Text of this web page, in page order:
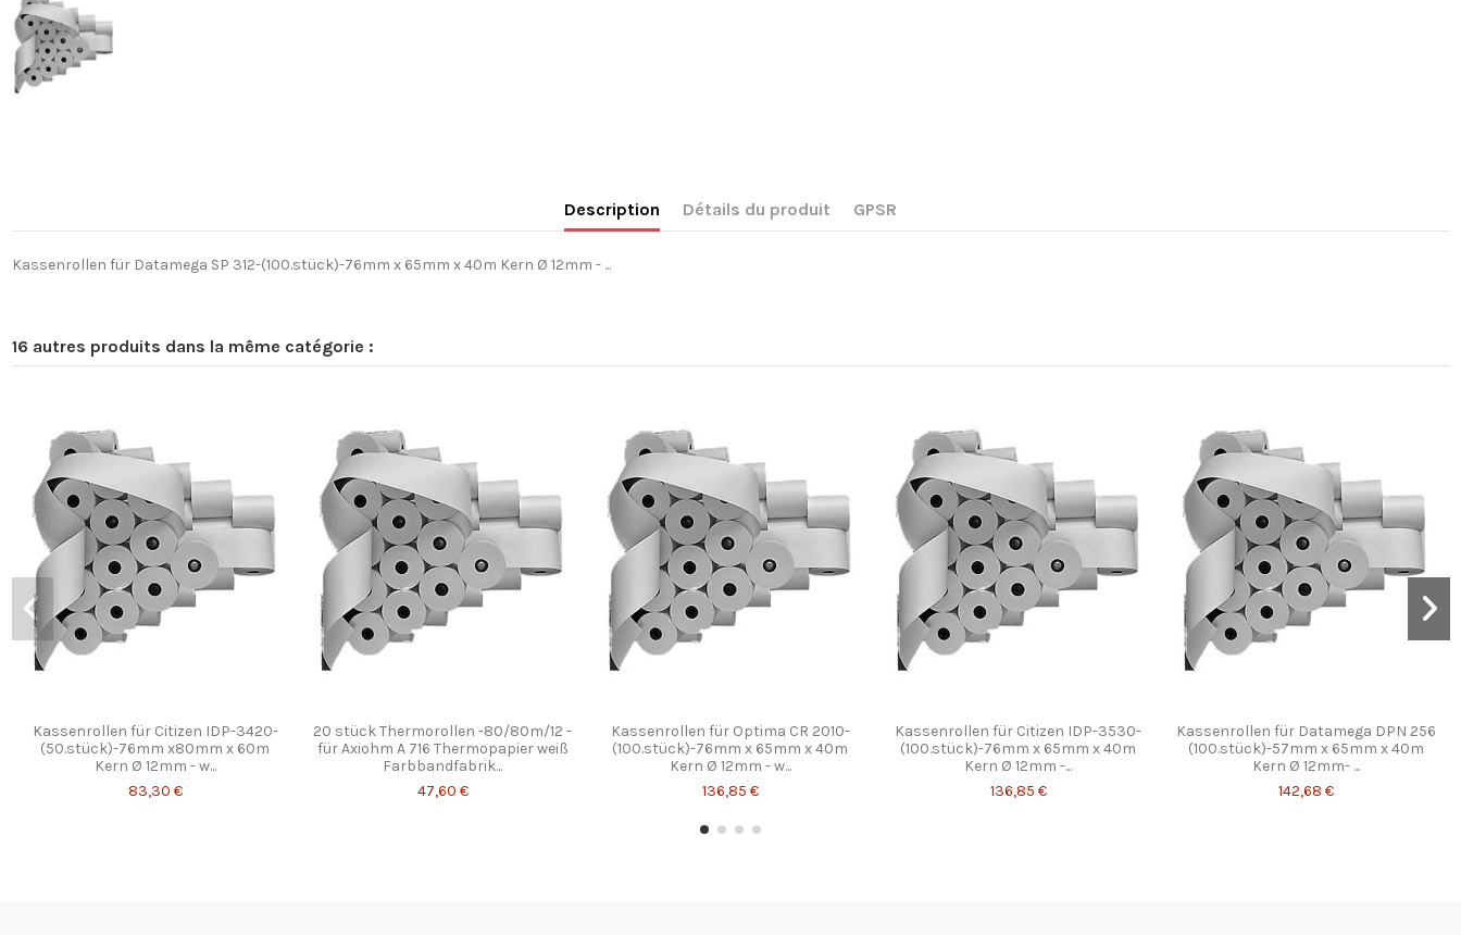
Description Détails du produit GPSR
Kassenrollen für Datamega SP 312-(100.stück)-76mm x 65mm x 40m Kern Ø 12mm - ...
16 autres produits dans la même catégorie :
Kassenrollen für Citizen IDP-3420-
(50.stück)-76mm x80mm x 60m
Kern Ø 12mm - w...
83,30 €
20 stück Thermorollen -80/80m/12 -
für Axiohm A 716 Thermopapier weiß
Farbbandfabrik...
47,60 €
Kassenrollen für Optima CR 2010-
(100.stück)-76mm x 65mm x 40m
Kern Ø 12mm - w...
136,85 €
Kassenrollen für Citizen IDP-3530-
(100.stück)-76mm x 65mm x 40m
Kern Ø 12mm -...
136,85 €
Kassenrollen für Datamega DPN 256
(100.stück)-57mm x 65mm x 40m
Kern Ø 12mm- ...
142,68 €